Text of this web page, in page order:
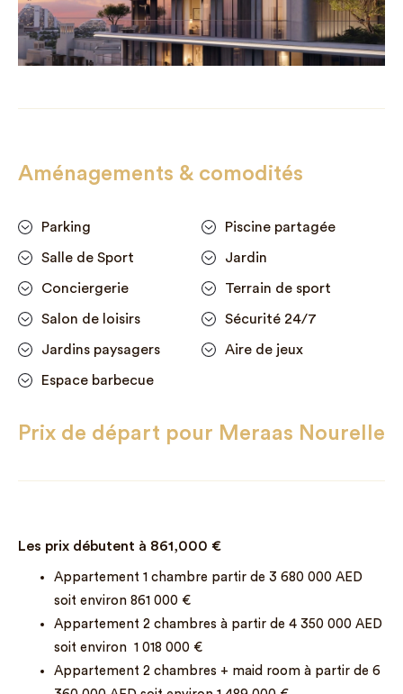
Aménagements & comodités
Parking Piscine partagée
Salle de Sport Jardin
Conciergerie Terrain de sport
Salon de loisirs Sécurité 24/7
Jardins paysagers Aire de jeux
Espace barbecue
Prix de départ pour Meraas Nourelle
Les prix débutent à 861,000 €
Appartement 1 chambre partir de 3 680 000 AED
soit environ 861 000 €
Appartement 2 chambres à partir de 4 350 000 AED
soit environ 1 018 000 €
Appartement 2 chambres + maid room à partir de 6